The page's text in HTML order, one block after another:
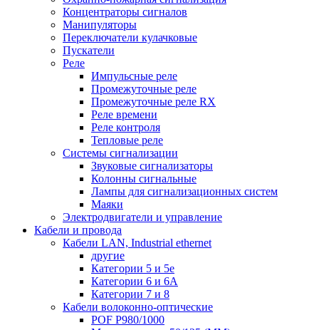
Концентраторы сигналов
Манипуляторы
Переключатели кулачковые
Пускатели
Реле
Импульсные реле
Промежуточные реле
Промежуточные реле RX
Реле времени
Реле контроля
Тепловые реле
Системы сигнализации
Звуковые сигнализаторы
Колонны сигнальные
Лампы для сигнализационных систем
Маяки
Электродвигатели и управление
Кабели и провода
Кабели LAN, Industrial ethernet
другие
Категории 5 и 5е
Категории 6 и 6A
Категории 7 и 8
Кабели волоконно-оптические
POF P980/1000